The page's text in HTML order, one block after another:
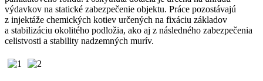
výdavkov na statické zabezpečenie objektu. Práce pozostávajú
z injektáže chemických kotiev určených na fixáciu základov
a stabilizáciu okolitého podložia, ako aj z následného zabezpečenia
celistvosti a stability nadzemných murív.